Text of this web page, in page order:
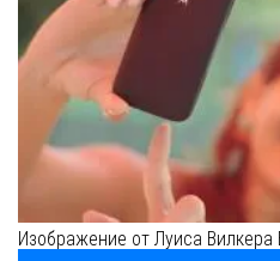
Изображение от Луиса